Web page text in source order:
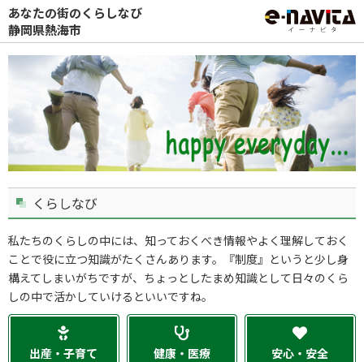
あなたの街のくらしなび
静岡県熱海市
くらしなび
私たちのくらしの中には、知っておくべき情報やよく理解しておく
ことで役に立つ知識がたくさんあります。『制度』というと少し身
構えてしまいがちですが、ちょっとしたまめ知識として日々のくら
しの中で活かしていけるといいですね。
出産・子育て 健康・医療 安心・安全